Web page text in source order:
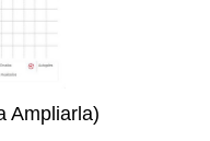
Ampliarla)